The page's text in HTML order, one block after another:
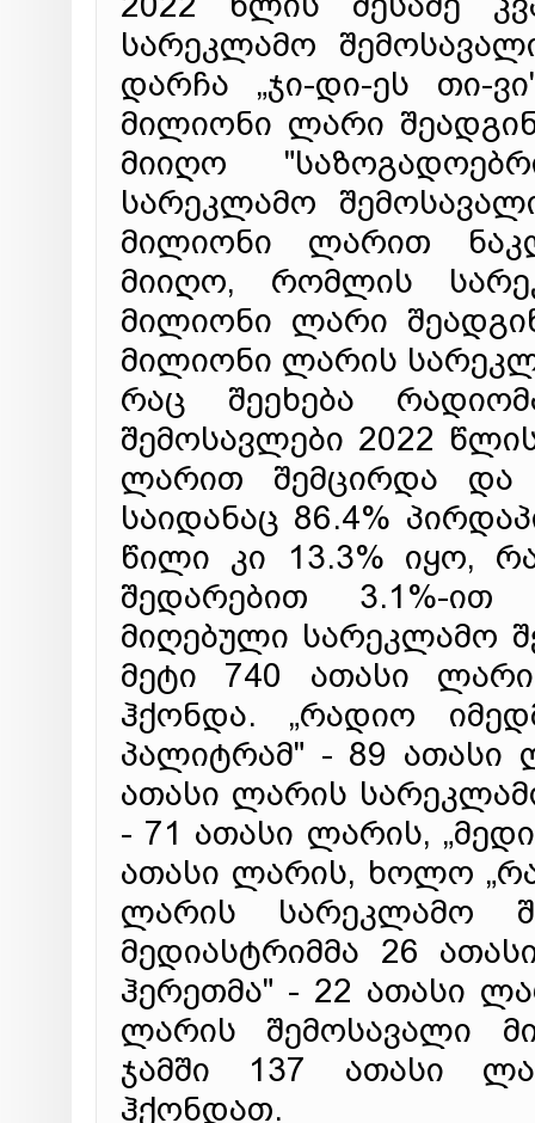
სარეკლამო
დარჩა „ჯი-დი-ეს თი-
მილიონი ლარი
მიიღო
სარეკლამო
მილიონი ლარით
მიიღო, რომლის
მილიონი ლარი
მილიონი ლარის
რაც შეეხება
შემოსავლები 2022
ლარით შემცირდა და
საიდანაც 86.4%
წილი კი 13.3% იყო,
შედარებით 3.1%-ით
მიღებული სარეკლამო
მეტი 740 ათასი
ჰქონდა. „რადიო
პალიტრამ" - 89 ათასი
ათასი ლარის
- 71 ათასი ლარის,
ათასი ლარის, ხოლო
ლარის სარეკლამო
მედიასტრიმმა 26
ჰერეთმა" - 22 ათასი
ლარის შემოსავალი
ჯამში 137 ათასი
ჰქონდათ.